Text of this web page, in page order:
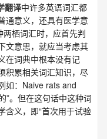
翻译中许多英语词汇都
通意义，还具有医学意
两栖词汇时，应首先判
文意思，就应当考虑其
在词典中根本没有记
积累相关词汇知识，尽
如：Naive rats and
”。但在这句话中这种词
含义，即“首次用于试验